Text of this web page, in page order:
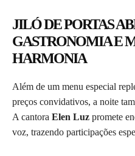
JILÓ DE PORTAS
GASTRONOMIA E
HARMONIA
Além de um menu especial
preços convidativos, a noite
A cantora Elen Luz promete
voz, trazendo participações